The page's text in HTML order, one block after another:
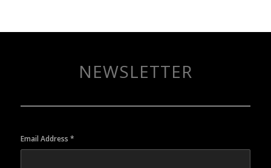
NEWSLETTER
Email Address *